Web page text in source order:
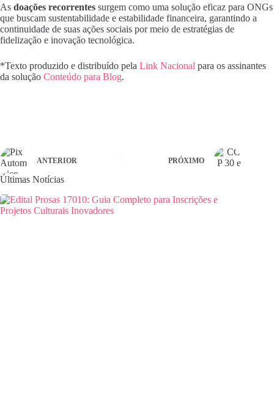
As doações recorrentes surgem como uma solução eficaz para ONGs
que buscam sustentabilidade e estabilidade financeira, garantindo a
continuidade de suas ações sociais por meio de estratégias de
fidelização e inovação tecnológica.
*Texto produzido e distribuído pela Link Nacional para os assinantes
da solução Conteúdo para Blog.
ANTERIOR PRÓXIMO
Últimas Notícias